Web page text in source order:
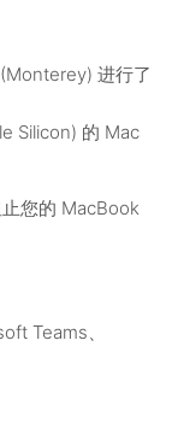
进行了
Silicon) 的 Mac
您的 MacBook
Teams、